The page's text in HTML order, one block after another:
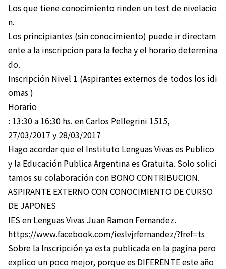
Los que tiene conocimiento rinden un test de nivelacio
n.
Los principiantes (sin conocimiento) puede ir directam
ente a la inscripcion para la fecha y el horario determina
do.
Inscripción Nivel 1 (Aspirantes externos de todos los idi
omas )
Horario
: 13:30 a 16:30 hs. en Carlos Pellegrini 1515,
27/03/2017 y 28/03/2017
Hago acordar que el Instituto Lenguas Vivas es Publico
y la Educación Publica Argentina es Gratuita. Solo solici
tamos su colaboración con BONO CONTRIBUCION.
ASPIRANTE EXTERNO CON CONOCIMIENTO DE CURSO
DE JAPONES
IES en Lenguas Vivas Juan Ramon Fernandez.
https://www.facebook.com/ieslvjrfernandez/?fref=ts
Sobre la Inscripción ya esta publicada en la pagina pero
explico un poco mejor, porque es DIFERENTE este año